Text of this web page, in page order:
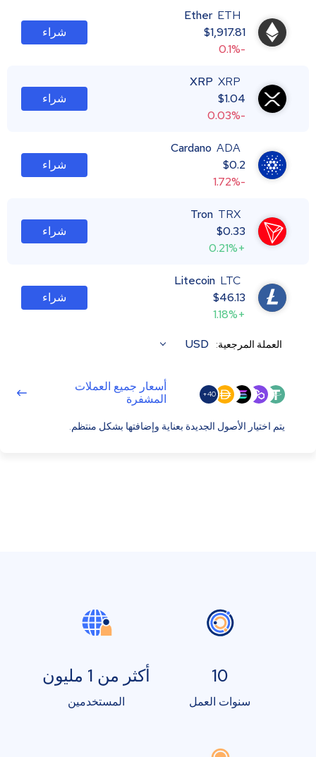
Ether ETH
$1,917.81
-0.1%
شراء
XRP XRP
$1.04
-0.03%
شراء
Cardano ADA
$0.2
-1.72%
شراء
Tron TRX
$0.33
+0.21%
شراء
Litecoin LTC
$46.13
+1.18%
شراء
العملة المرجعية: USD
40+
أسعار جميع العملات
المشفرة
يتم اختيار الأصول الجديدة بعناية وإضافتها بشكل منتظم.
10
سنوات العمل
أكثر من 1 مليون
المستخدمين